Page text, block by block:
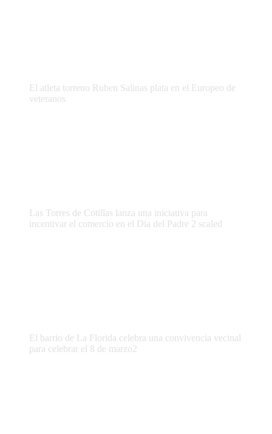
El atleta torreno Ruben Salinas plata en el Europeo de
veteranos
Las Torres de Cotillas lanza una iniciativa para
incentivar el comercio en el Dia del Padre 2 scaled
El barrio de La Florida celebra una convivencia vecinal
para celebrar el 8 de marzo2